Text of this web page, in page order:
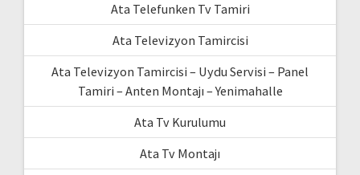
Ata Telefunken Tv Tamiri
Ata Televizyon Tamircisi
Ata Televizyon Tamircisi – Uydu Servisi – Panel
Tamiri – Anten Montajı – Yenimahalle
Ata Tv Kurulumu
Ata Tv Montajı